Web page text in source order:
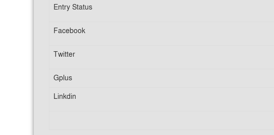
Entry Status
Facebook
Twitter
Gplus
Linkdin